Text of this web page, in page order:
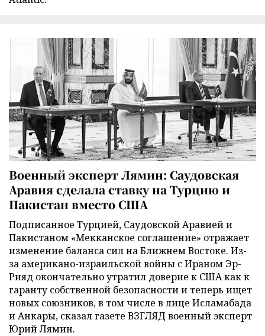
Военный эксперт Лямин: Саудовская
Аравия сделала ставку на Турцию и
Пакистан вместо США
Подписанное Турцией, Саудовской Аравией и
Пакистаном «Мекканское соглашение» отражает
изменение баланса сил на Ближнем Востоке. Из-
за американо-израильской войны с Ираном Эр-
Рияд окончательно утратил доверие к США как к
гаранту собственной безопасности и теперь ищет
новых союзников, в том числе в лице Исламабада
и Анкары, сказал газете ВЗГЛЯД военный эксперт
Юрий Лямин.